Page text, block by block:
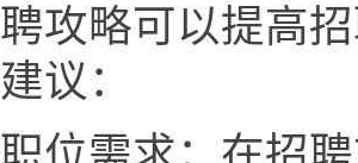
攻略可以提高
议：